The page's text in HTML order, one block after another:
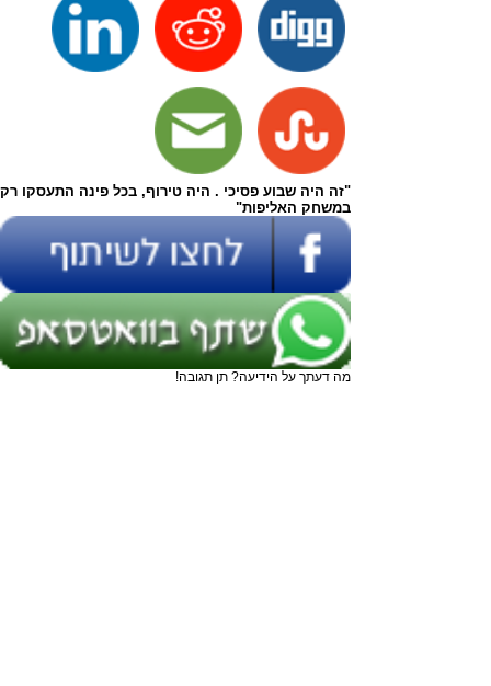
"זה היה שבוע פסיכי . היה טירוף, בכל פינה התעסקו רק
במשחק האליפות"
מה דעתך על הידיעה? תן תגובה!